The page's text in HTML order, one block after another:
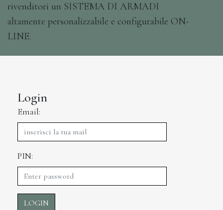
rivenditori un SISTEMA DI ARMADI
altamente personalizzabile e configurabile ON-
LINE.
Login
Email:
PIN:
LOGIN